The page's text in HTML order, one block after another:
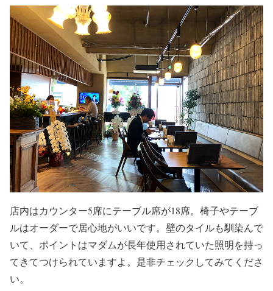
店内はカウンター5席にテーブル席が18席。椅子やテーブ
ルはオーダーで居心地がいいです。壁のタイルも馴染んで
いて、ポイントはマダムが長年使用されていた照明を持っ
てきてつけられていますよ。是非チェックしてみてくださ
い。